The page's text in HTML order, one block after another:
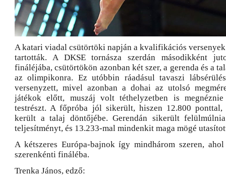
A katari viadal csütörtöki napján a kvalifikációs
tartották. A DKSE tornásza szerdán másodikként
fináléjába, csütörtökön azonban két szer, a gerenda és a
az olimpikonra. Ez utóbbin ráadásul tavaszi
versenyzett, mivel azonban a dohai az utolsó
játékok előtt, muszáj volt téthelyzetben is
testrészt. A főpróba jól sikerült, hiszen 12.800
került a talaj döntőjébe. Gerendán sikerült
teljesítményt, és 13.233-mal mindenkit maga mögé
A kétszeres Európa-bajnok így mindhárom szeren,
szerenkénti fináléba.
Trenka János, edző: